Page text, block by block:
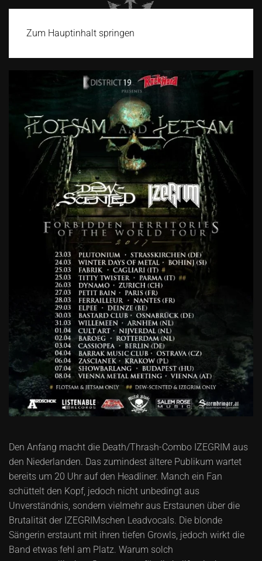
Zum Hauptinhalt springen
Den Anfang macht die Death/Thrash-Combo IZEGRIM aus
den Niederlanden. Das zumindest ältere Publikum wartet
bereits um 20 Uhr auf den Headliner. Manch ein Fan
schüttelt den Kopf, jedoch nicht unbedingt aus
Unverständnis, sondern vielmehr aus Erstaunen über die
Brutalität der IZEGRIMschen Leadvocals. Die blonde
Sängerin erstaunt mit ihren tiefen Growls, jedoch wirkt die
Band etwas fehl am Platz. Warum solch